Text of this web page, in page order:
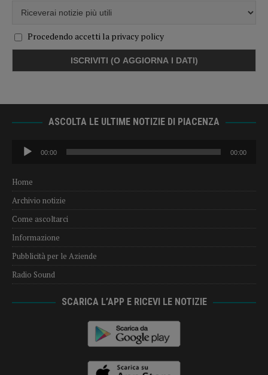
Procedendo accetti la privacy policy
ASCOLTA LE ULTIME NOTIZIE DI PIACENZA
Audio
Player
00:00 00:00
Home
Archivio notizie
Come ascoltarci
Informazione
Pubblicità per le Aziende
Radio Sound
SCARICA L’APP E RICEVI LE NOTIZIE